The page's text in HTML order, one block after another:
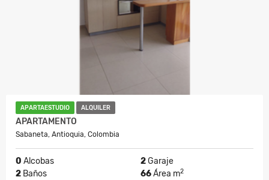
APARTAESTUDIO ALQUILER
APARTAMENTO
Sabaneta, Antioquia, Colombia
0 Alcobas 2Garaje
2 Baños 66Área m2